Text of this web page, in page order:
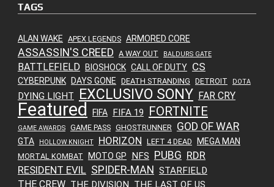
TAGS
ALAN WAKE APEX LEGENDS ARMORED CORE
ASSASSIN'S CREED A WAY OUT BALDURS GATE
BATTLEFIELD BIOSHOCK CALL OF DUTY CS
CYBERPUNK DAYS GONE DEATH STRANDING DETROIT DOTA
DYING LIGHT EXCLUSIVO SONY FAR CRY
Featured FIFA FIFA 19 FORTNITE
GAME AWARDS GAME PASS GHOSTRUNNER GOD OF WAR
GTA HOLLOW KNIGHT HORIZON LEFT 4 DEAD MEGA MAN
MORTAL KOMBAT MOTO GP NFS PUBG RDR
RESIDENT EVIL SPIDER-MAN STARFIELD
THE CREW THE DIVISION THE LAST OF US